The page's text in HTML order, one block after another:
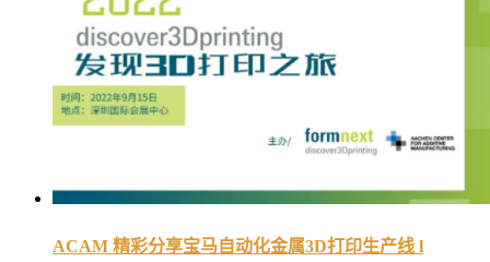
ACAM 精彩分享宝马自动化金属3D打印生产线 l